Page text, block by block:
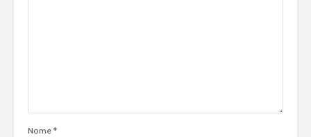
Nome *